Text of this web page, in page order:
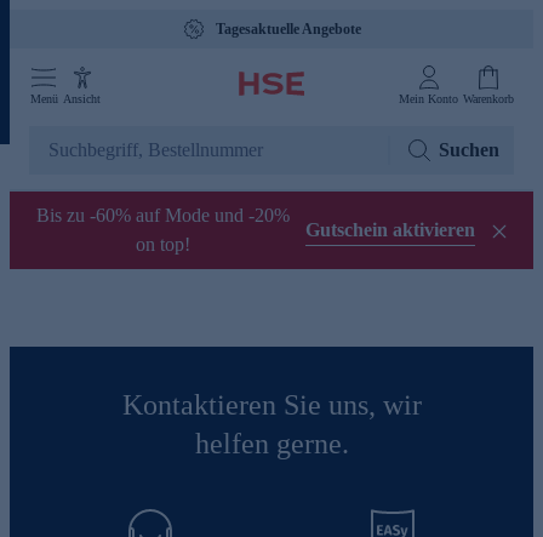
Tagesaktuelle Angebote
Menü Ansicht Mein Konto Warenkorb
Suchen
Bis zu -60% auf Mode und -20%
on top!
Gutschein aktivieren
Kontaktieren Sie uns, wir
helfen gerne.